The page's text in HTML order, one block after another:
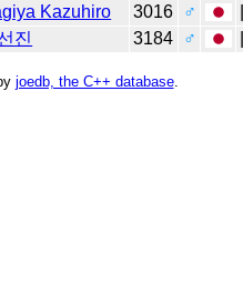
Kazuhiro 3016 ♂
진 3184 ♂
joedb, the C++ database.